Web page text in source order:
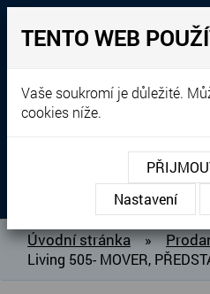
Prodej,
pronájem
+420 604
O NÁS
BAZAR KARAVANŮ
Úvodní stránka »
Living 505- MOVER,
TENTO WEB
Vaše soukromí je důležité.
cookies níže.
Nastavení